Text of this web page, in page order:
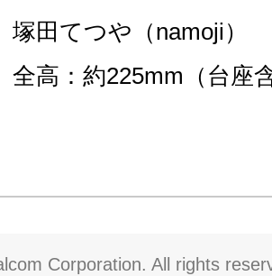
塚田てつや（namoji）
全高：約225mm（台座
Corporation. All rights